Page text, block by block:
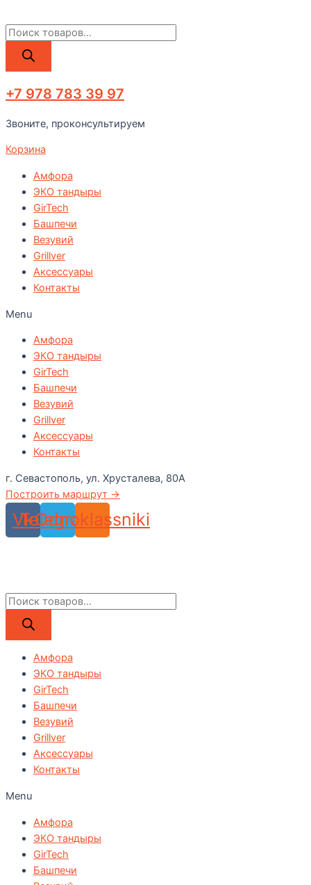
Поиск
товаров
+7 978 783 39 97
Звоните, проконсультируем
Корзина
Амфора
ЭКО тандыры
GirTech
Башпечи
Везувий
Grillver
Аксессуары
Контакты
Menu
Амфора
ЭКО тандыры
GirTech
Башпечи
Везувий
Grillver
Аксессуары
Контакты
г. Севастополь, ул. Хрусталева, 80А
Построить маршрут →
Vk
Telegram
Odnoklassniki
Поиск
товаров
Амфора
ЭКО тандыры
GirTech
Башпечи
Везувий
Grillver
Аксессуары
Контакты
Menu
Амфора
ЭКО тандыры
GirTech
Башпечи